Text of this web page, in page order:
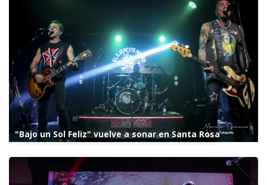
"Bajo un Sol Feliz" vuelve a sonar en Santa Rosa